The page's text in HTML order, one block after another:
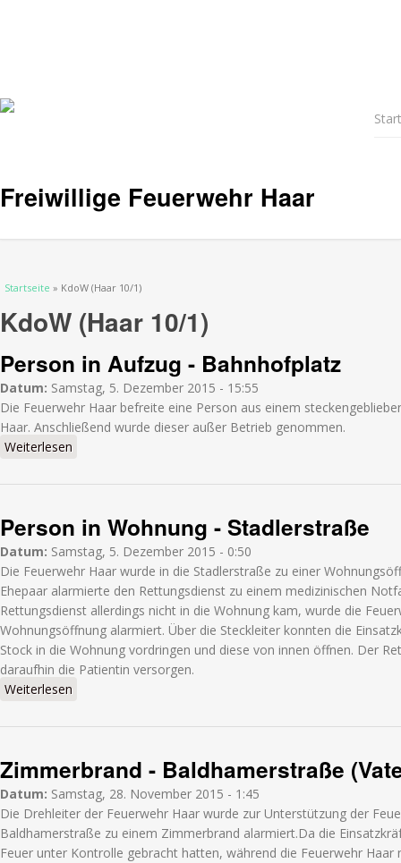
Freiwillige Feuerwehr Haar
Sie sind hier
Startseite » KdoW (Haar 10/1)
KdoW (Haar 10/1)
Person in Aufzug - Bahnhofplatz
Datum: Samstag, 5. Dezember 2015 - 15:55
Die Feuerwehr Haar befreite eine Person aus einem
Haar. Anschließend wurde dieser außer Betrieb genommen.
Weiterlesen
Person in Wohnung - Stadlerstraße
Datum: Samstag, 5. Dezember 2015 - 0:50
Die Feuerwehr Haar wurde in die Stadlerstraße zu einer
Ehepaar alarmierte den Rettungsdienst zu einem medizinischen
Rettungsdienst allerdings nicht in die Wohnung kam, wurde die
Wohnungsöffnung alarmiert. Über die Steckleiter konnten die
Stock in die Wohnung vordringen und diese von innen öffnen. Der
daraufhin die Patientin versorgen.
Weiterlesen
Zimmerbrand - Baldhamerstraße
Datum: Samstag, 28. November 2015 - 1:45
Die Drehleiter der Feuerwehr Haar wurde zur Unterstützung der
Baldhamerstraße zu einem Zimmerbrand alarmiert.Da die
Feuer unter Kontrolle gebracht hatten, während die Feuerwehr